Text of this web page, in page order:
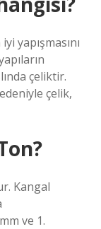
yapışmasını
çeliktir.
çelik,
Kangal
ve 1.